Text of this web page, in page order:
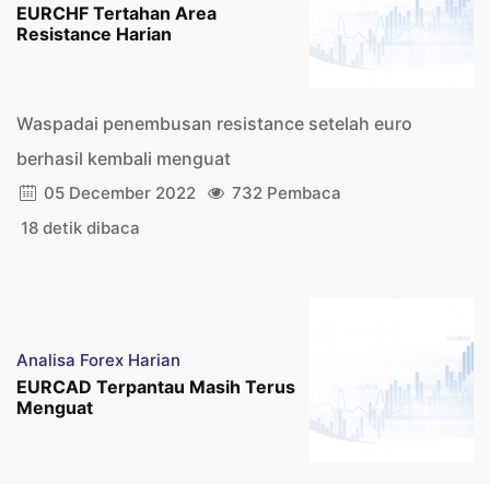
EURCHF Tertahan Area
Resistance Harian
Waspadai penembusan resistance setelah euro
berhasil kembali menguat
05 December 2022
732 Pembaca
18 detik dibaca
Analisa Forex Harian
EURCAD Terpantau Masih Terus
Menguat